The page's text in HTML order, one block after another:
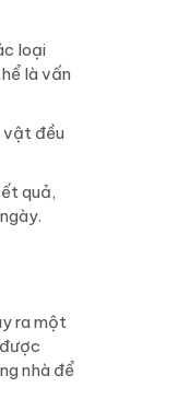
loại
là vấn
vật đều
quả,
ra một
nhà để